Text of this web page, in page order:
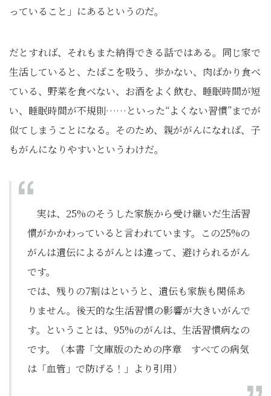
っていること」にあるというのだ。
だとすれば、それもまた納得できる話ではある。同じ家で
生活していると、たばこを吸う、歩かない、肉ばかり食べ
ている、野菜を食べない、お酒をよく飲む、睡眠時間が短
い、睡眠時間が不規則……といった“よくない習慣”までが
似てしまうことになる。そのため、親ががんになれば、子
もがんになりやすいというわけだ。
実は、25%のそうした家族から受け継いだ生活習
慣がかかわっていると言われています。この25%の
がんは遺伝によるがんとは違って、避けられるがん
です。
では、残りの7割はというと、遺伝も家族も関係あ
りません。後天的な生活習慣の影響が大きいがんで
す。ということは、95%のがんは、生活習慣病なの
です。（本書「文庫版のための序章 すべての病気
は「血管」で防げる！」より引用）